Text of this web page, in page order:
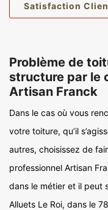
Satisfaction
Problème de
structure par le
Artisan Franck
Dans le cas où vous
votre toiture, qu’il
autres, choisissez de
professionnel Artisan
dans le métier et il peut
Alluets Le Roi, dans le